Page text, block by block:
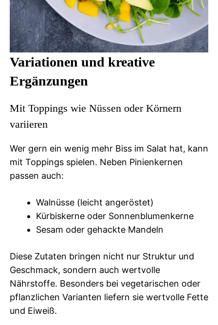
Variationen und kreative
Ergänzungen
Mit Toppings wie Nüssen oder Körnern
variieren
Wer gern ein wenig mehr Biss im Salat hat, kann
mit Toppings spielen. Neben Pinienkernen
passen auch:
Walnüsse (leicht angeröstet)
Kürbiskerne oder Sonnenblumenkerne
Sesam oder gehackte Mandeln
Diese Zutaten bringen nicht nur Struktur und
Geschmack, sondern auch wertvolle
Nährstoffe. Besonders bei vegetarischen oder
pflanzlichen Varianten liefern sie wertvolle Fette
und Eiweiß.